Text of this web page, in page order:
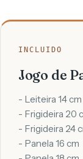
INCLUIDO
Jogo de
- Leiteira 14 cm
- Frigideira 20
- Frigideira 24
- Panela 16 cm